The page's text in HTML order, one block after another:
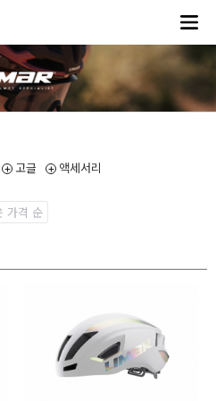
고글 액세서리
가격 순